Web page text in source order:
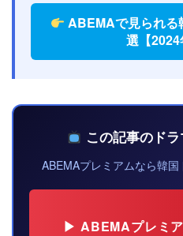
ABEMAで見られる
選【2024
この記事のド
ABEMAプレミアムなら韓
▶ ABEMAプレミ